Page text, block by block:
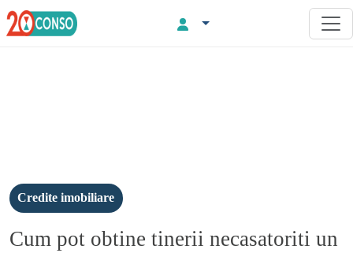
Credite imobiliare
Cum pot obtine tinerii necasatoriti un